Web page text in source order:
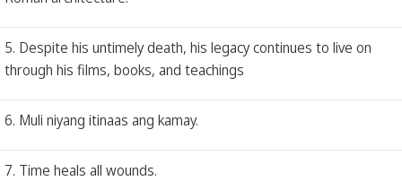
5. Despite his untimely death, his legacy continues to live on
through his films, books, and teachings
6. Muli niyang itinaas ang kamay.
7. Time heals all wounds.